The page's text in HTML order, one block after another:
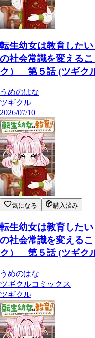
転生幼女は教育した
の社会常識を変える
ク） 第５話 (ツギク
うめのはな
ツギクル
2026/07/10
気になる 購入済み
転生幼女は教育した
の社会常識を変える
ク） 第５話 (ツギク
うめのはな
ツギクルコミックス
ツギクル